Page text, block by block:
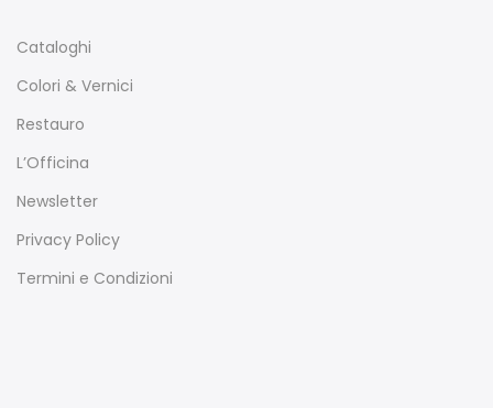
Cataloghi
Colori & Vernici
Restauro
L’Officina
Newsletter
Privacy Policy
Termini e Condizioni